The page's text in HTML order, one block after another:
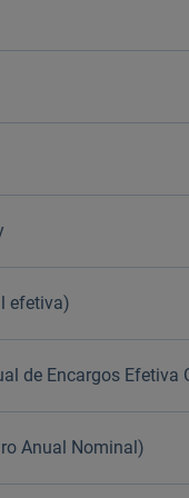
efetiva)
de Encargos Efetiva
Anual Nominal)